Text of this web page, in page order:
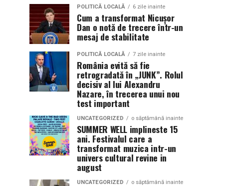
POLITICĂ LOCALĂ 6 zile inainte
Cum a transformat Nicușor
Dan o notă de trecere într-un
mesaj de stabilitate
POLITICĂ LOCALĂ 7 zile inainte
România evită să fie
retrogradată în „JUNK”. Rolul
decisiv al lui Alexandru
Nazare, în trecerea unui nou
test important
UNCATEGORIZED o săptămână inainte
SUMMER WELL implineste 15
ani. Festivalul care a
transformat muzica intr-un
univers cultural revine in
august
UNCATEGORIZED o săptămână inainte